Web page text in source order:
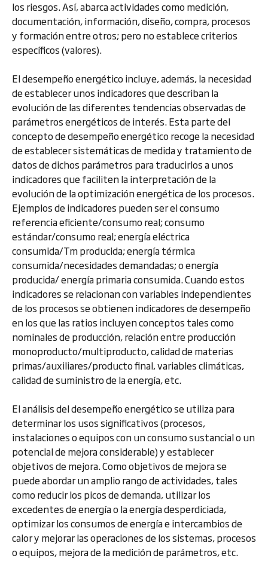
los riesgos. Así, abarca actividades como medición,
documentación, información, diseño, compra, procesos
y formación entre otros; pero no establece criterios
específicos (valores).
El desempeño energético incluye, además, la necesidad
de establecer unos indicadores que describan la
evolución de las diferentes tendencias observadas de
parámetros energéticos de interés. Esta parte del
concepto de desempeño energético recoge la necesidad
de establecer sistemáticas de medida y tratamiento de
datos de dichos parámetros para traducirlos a unos
indicadores que faciliten la interpretación de la
evolución de la optimización energética de los procesos.
Ejemplos de indicadores pueden ser el consumo
referencia eficiente/consumo real; consumo
estándar/consumo real; energía eléctrica
consumida/Tm producida; energía térmica
consumida/necesidades demandadas; o energía
producida/ energía primaria consumida. Cuando estos
indicadores se relacionan con variables independientes
de los procesos se obtienen indicadores de desempeño
en los que las ratios incluyen conceptos tales como
nominales de producción, relación entre producción
monoproducto/multiproducto, calidad de materias
primas/auxiliares/producto final, variables climáticas,
calidad de suministro de la energía, etc.
El análisis del desempeño energético se utiliza para
determinar los usos significativos (procesos,
instalaciones o equipos con un consumo sustancial o un
potencial de mejora considerable) y establecer
objetivos de mejora. Como objetivos de mejora se
puede abordar un amplio rango de actividades, tales
como reducir los picos de demanda, utilizar los
excedentes de energía o la energía desperdiciada,
optimizar los consumos de energía e intercambios de
calor y mejorar las operaciones de los sistemas, procesos
o equipos, mejora de la medición de parámetros, etc.